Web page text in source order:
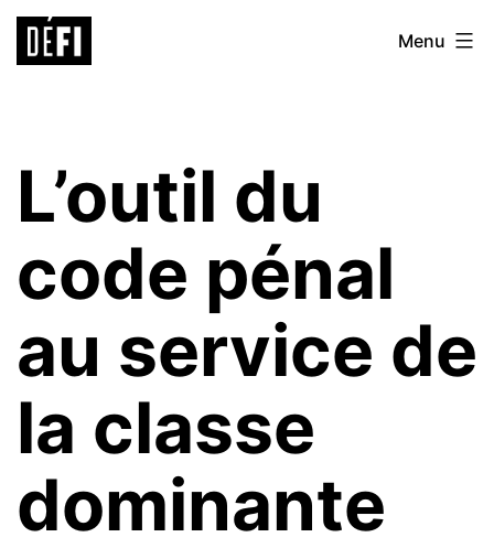
Aller
Défi
Menu
L’outil du
code pénal
au service de
la classe
dominante